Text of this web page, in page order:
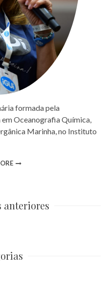
formada pela
Oceanografia Química,
Marinha, no Instituto
anteriores